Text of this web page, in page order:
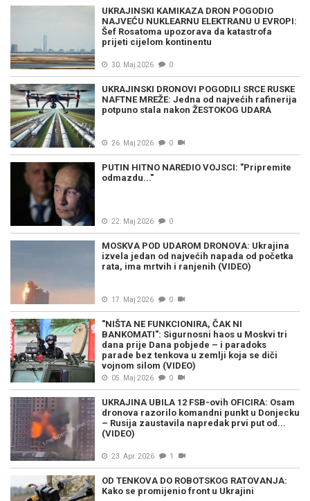
UKRAJINSKI KAMIKAZA DRON POGODIO
NAJVEĆU NUKLEARNU ELEKTRANU U EVROPI:
Šef Rosatoma upozorava da katastrofa
prijeti cijelom kontinentu
30. Maj 2026 0
UKRAJINSKI DRONOVI POGODILI SRCE RUSKE
NAFTNE MREŽE: Jedna od najvećih rafinerija
potpuno stala nakon ŽESTOKOG UDARA
26. Maj 2026 0
PUTIN HITNO NAREDIO VOJSCI: "Pripremite
odmazdu..."
22. Maj 2026 0
MOSKVA POD UDAROM DRONOVA: Ukrajina
izvela jedan od najvećih napada od početka
rata, ima mrtvih i ranjenih (VIDEO)
17. Maj 2026 0
"NIŠTA NE FUNKCIONIRA, ČAK NI
BANKOMATI": Sigurnosni haos u Moskvi tri
dana prije Dana pobjede – i paradoks
parade bez tenkova u zemlji koja se diči
vojnom silom (VIDEO)
05. Maj 2026 0
UKRAJINA UBILA 12 FSB-ovih OFICIRA: Osam
dronova razorilo komandni punkt u Donjecku
– Rusija zaustavila napredak prvi put od...
(VIDEO)
23. Apr. 2026 1
OD TENKOVA DO ROBOTSKOG RATOVANJA:
Kako se promijenio front u Ukrajini